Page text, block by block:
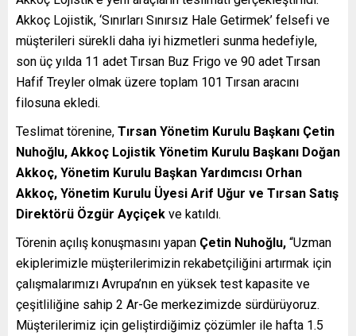
Akkoç Lojistik, ‘Sınırları Sınırsız Hale Getirmek’ felsefi ve
müşterileri sürekli daha iyi hizmetleri sunma hedefiyle,
son üç yılda 11 adet Tırsan Buz Frigo ve 90 adet Tırsan
Hafif Treyler olmak üzere toplam 101 Tırsan aracını
filosuna ekledi.
Teslimat törenine, Tırsan Yönetim Kurulu Başkanı Çetin
Nuhoğlu, Akkoç Lojistik Yönetim Kurulu Başkanı Doğan
Akkoç, Yönetim Kurulu Başkan Yardımcısı Orhan
Akkoç, Yönetim Kurulu Üyesi Arif Uğur ve Tırsan Satış
Direktörü Özgür Ayçiçek ve katıldı.
Törenin açılış konuşmasını yapan Çetin Nuhoğlu, “Uzman
ekiplerimizle müşterilerimizin rekabetçiliğini artırmak için
çalışmalarımızı Avrupa’nın en yüksek test kapasite ve
çeşitliliğine sahip 2 Ar-Ge merkezimizde sürdürüyoruz.
Müşterilerimiz için geliştirdiğimiz çözümler ile hafta 1.5